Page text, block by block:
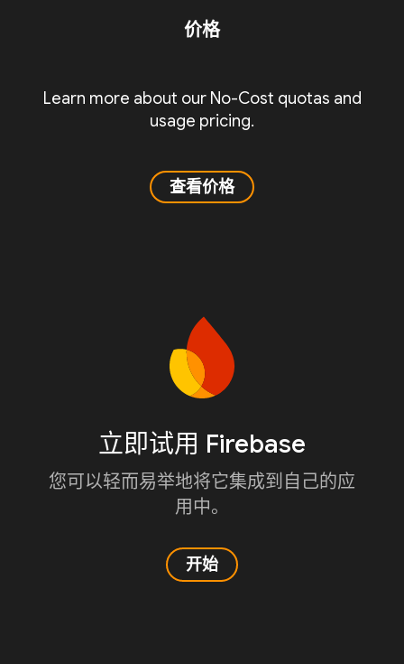
价格
Learn more about our No-Cost quotas and
usage pricing.
查看价格
立即试用 Firebase
您可以轻而易举地将它集成到自己的应
用中。
开始